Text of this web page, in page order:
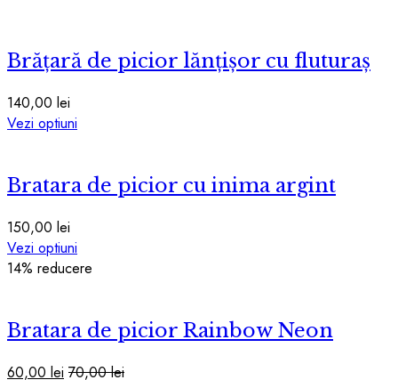
Brățară de picior lănțișor cu fluturaș
140,00 lei
Vezi optiuni
mai
pot
în
pagina
produsului.
Bratara de picior cu inima argint
150,00 lei
Vezi optiuni
produs
multe
Opțiunile
14% reducere
Bratara de picior Rainbow Neon
60,00 lei 70,00lei